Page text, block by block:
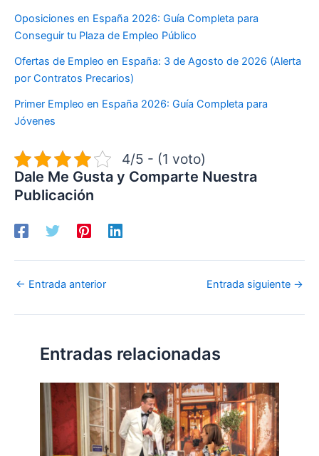
Oposiciones en España 2026: Guía Completa para
Conseguir tu Plaza de Empleo Público
Ofertas de Empleo en España: 3 de Agosto de 2026 (Alerta
por Contratos Precarios)
Primer Empleo en España 2026: Guía Completa para
Jóvenes
4/5 - (1 voto)
Dale Me Gusta y Comparte Nuestra
Publicación
← Entrada anterior Entrada siguiente →
Entradas relacionadas